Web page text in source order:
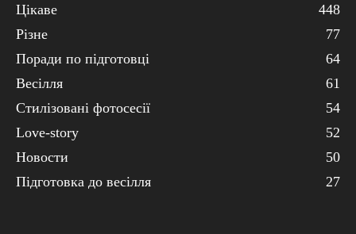
Цікаве
448
Різне
77
Поради по підготовці
64
Весілля
61
Стилізовані фотосесії
54
Love-story
52
Новости
50
Підготовка до весілля
27